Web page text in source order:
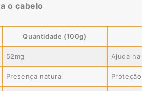
o cabelo
Quantidade (100g)
52mg Ajuda
Presença natural